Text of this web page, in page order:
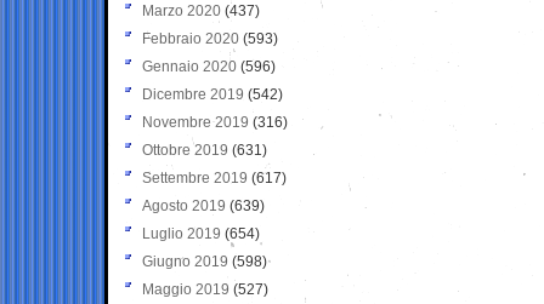
Marzo 2020 (437)
Febbraio 2020 (593)
Gennaio 2020 (596)
Dicembre 2019 (542)
Novembre 2019 (316)
Ottobre 2019 (631)
Settembre 2019 (617)
Agosto 2019 (639)
Luglio 2019 (654)
Giugno 2019 (598)
Maggio 2019 (527)